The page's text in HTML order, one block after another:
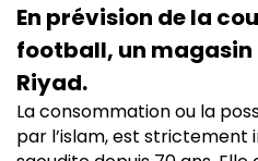
En prévision de la
football, un magasin
Riyad.
La consommation ou la
par l’islam, est strictement